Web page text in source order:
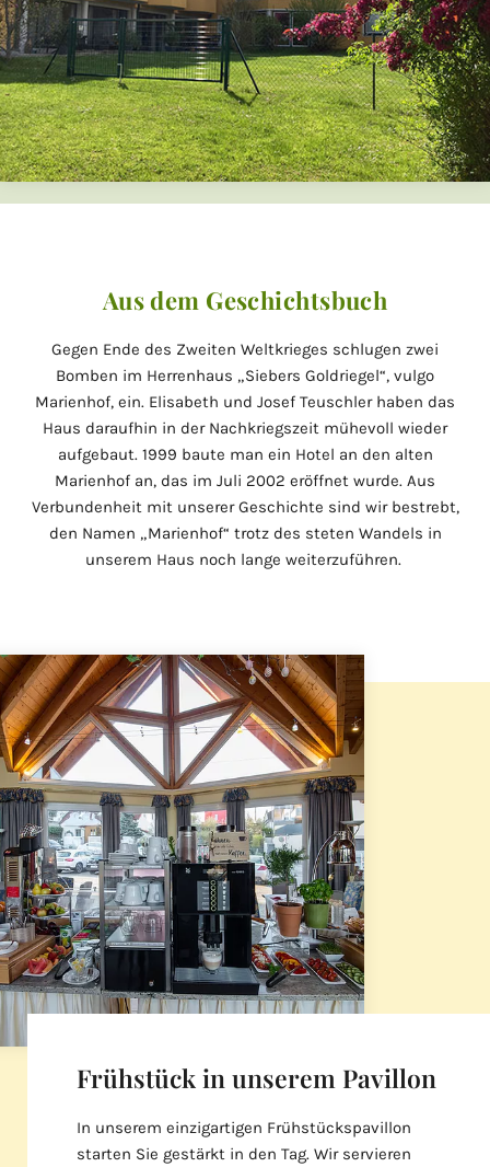
Aus dem Geschichtsbuch
Gegen Ende des Zweiten Weltkrieges schlugen zwei
Bomben im Herrenhaus „Siebers Goldriegel“, vulgo
Marienhof, ein. Elisabeth und Josef Teuschler haben das
Haus daraufhin in der Nachkriegszeit mühevoll wieder
aufgebaut. 1999 baute man ein Hotel an den alten
Marienhof an, das im Juli 2002 eröffnet wurde. Aus
Verbundenheit mit unserer Geschichte sind wir bestrebt,
den Namen „Marienhof“ trotz des steten Wandels in
unserem Haus noch lange weiterzuführen.
Frühstück in unserem Pavillon
In unserem einzigartigen Frühstückspavillon
starten Sie gestärkt in den Tag. Wir servieren